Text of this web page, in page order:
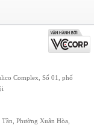
Complex, Số 01, phố
Phường Xuân Hòa,